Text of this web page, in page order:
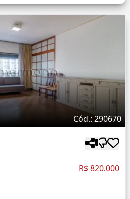
Cód.: 290670
R$ 820.000